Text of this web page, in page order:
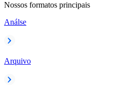
Nossos formatos principais
Análse
Arquivo